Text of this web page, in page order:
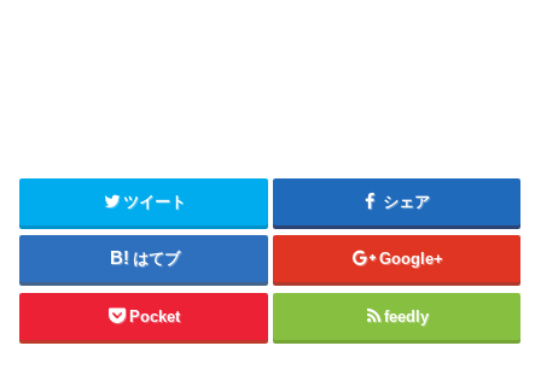
ツイート シェア
はてブ Google+
Pocket feedly